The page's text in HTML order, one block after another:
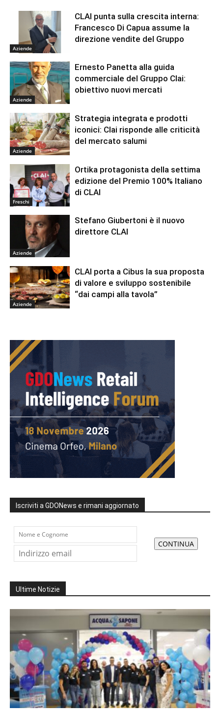
Aziende
CLAI punta sulla crescita interna:
Francesco Di Capua assume la
direzione vendite del Gruppo
Aziende
Ernesto Panetta alla guida
commerciale del Gruppo Clai:
obiettivo nuovi mercati
Aziende
Strategia integrata e prodotti
iconici: Clai risponde alle criticità
del mercato salumi
Freschi
Ortika protagonista della settima
edizione del Premio 100% Italiano
di CLAI
Aziende
Stefano Giubertoni è il nuovo
direttore CLAI
Aziende
CLAI porta a Cibus la sua proposta
di valore e sviluppo sostenibile
“dai campi alla tavola”
Iscriviti a GDONews e rimani aggiornato
Ultime Notizie